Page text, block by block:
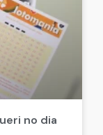
no dia